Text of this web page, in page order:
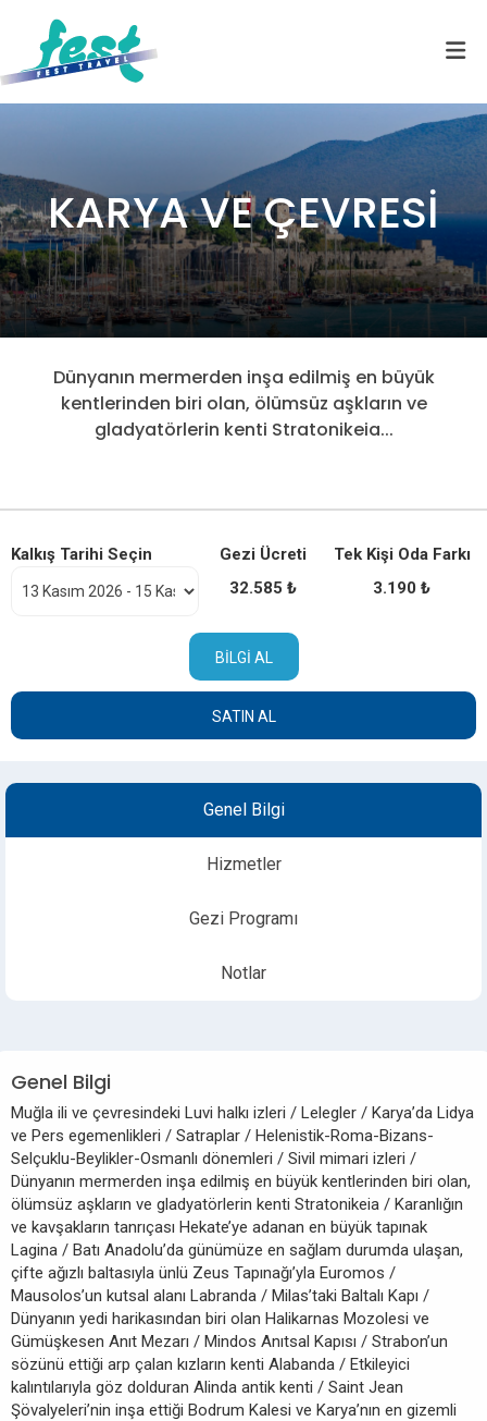
KARYA VE ÇEVRESİ
Dünyanın mermerden inşa edilmiş en büyük
kentlerinden biri olan, ölümsüz aşkların ve
gladyatörlerin kenti Stratonikeia...
Kalkış Tarihi Seçin
Gezi Ücreti
32.585 ₺
Tek Kişi Oda Farkı
3.190 ₺
BILGI AL
SATIN AL
Genel Bilgi
Hizmetler
Gezi Programı
Notlar
Genel Bilgi
Muğla ili ve çevresindeki Luvi halkı izleri / Lelegler / Karya’da Lidya
ve Pers egemenlikleri / Satraplar / Helenistik-Roma-Bizans-
Selçuklu-Beylikler-Osmanlı dönemleri / Sivil mimari izleri /
Dünyanın mermerden inşa edilmiş en büyük kentlerinden biri olan,
ölümsüz aşkların ve gladyatörlerin kenti Stratonikeia / Karanlığın
ve kavşakların tanrıçası Hekate’ye adanan en büyük tapınak
Lagina / Batı Anadolu’da günümüze en sağlam durumda ulaşan,
çifte ağızlı baltasıyla ünlü Zeus Tapınağı’yla Euromos /
Mausolos’un kutsal alanı Labranda / Milas’taki Baltalı Kapı /
Dünyanın yedi harikasından biri olan Halikarnas Mozolesi ve
Gümüşkesen Anıt Mezarı / Mindos Anıtsal Kapısı / Strabon’un
sözünü ettiği arp çalan kızların kenti Alabanda / Etkileyici
kalıntılarıyla göz dolduran Alinda antik kenti / Saint Jean
Şövalyeleri’nin inşa ettiği Bodrum Kalesi ve Karya’nın en gizemli